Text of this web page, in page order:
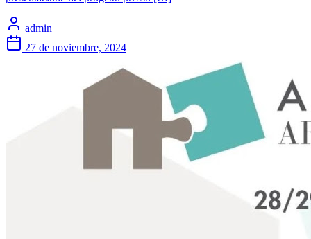
admin
27 de noviembre, 2024